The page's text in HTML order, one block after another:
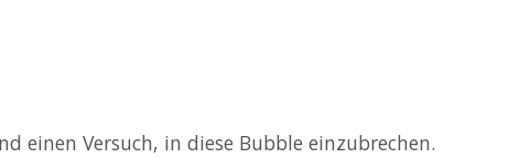
Versuch, in diese Bubble einzubrechen.